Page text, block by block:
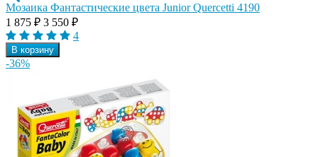
Мозаика Фантастические цвета Junior Quercetti 4190
1 875 ₽ 3 550 ₽
4
В корзину
-36%